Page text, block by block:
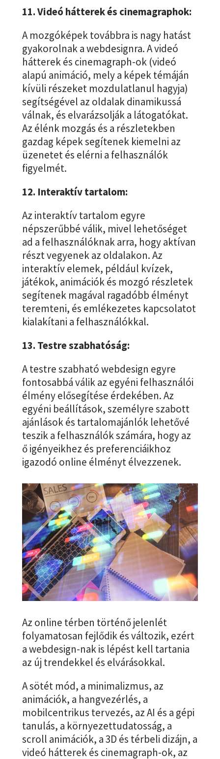
11. Videó hátterek és cinemagraphok:
A mozgóképek továbbra is nagy hatást
gyakorolnak a webdesignra. A videó
hátterek és cinemagraph-ok (videó
alapú animáció, mely a képek témáján
kívüli részeket mozdulatlanul hagyja)
segítségével az oldalak dinamikussá
válnak, és elvarázsolják a látogatókat.
Az élénk mozgás és a részletekben
gazdag képek segítenek kiemelni az
üzenetet és elérni a felhasználók
figyelmét.
12. Interaktív tartalom:
Az interaktív tartalom egyre
népszerűbbé válik, mivel lehetőséget
ad a felhasználóknak arra, hogy aktívan
részt vegyenek az oldalakon. Az
interaktív elemek, például kvízek,
játékok, animációk és mozgó részletek
segítenek magával ragadóbb élményt
teremteni, és emlékezetes kapcsolatot
kialakítani a felhasználókkal.
13. Testre szabhatóság:
A testre szabható webdesign egyre
fontosabbá válik az egyéni felhasználói
élmény elősegítése érdekében. Az
egyéni beállítások, személyre szabott
ajánlások és tartalomajánlók lehetővé
teszik a felhasználók számára, hogy az
ő igényeikhez és preferenciáikhoz
igazodó online élményt élvezzenek.
Az online térben történő jelenlét
folyamatosan fejlődik és változik, ezért
a webdesign-nak is lépést kell tartania
az új trendekkel és elvárásokkal.
A sötét mód, a minimalizmus, az
animációk, a hangvezérlés, a
mobilcentrikus tervezés, az AI és a gépi
tanulás, a környezettudatosság, a
scroll animációk, a 3D és térbeli dizájn, a
videó hátterek és cinemagraph-ok, az